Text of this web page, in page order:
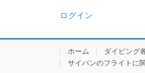
ログイン
ホーム ダイビング
サイパンのフライトに関